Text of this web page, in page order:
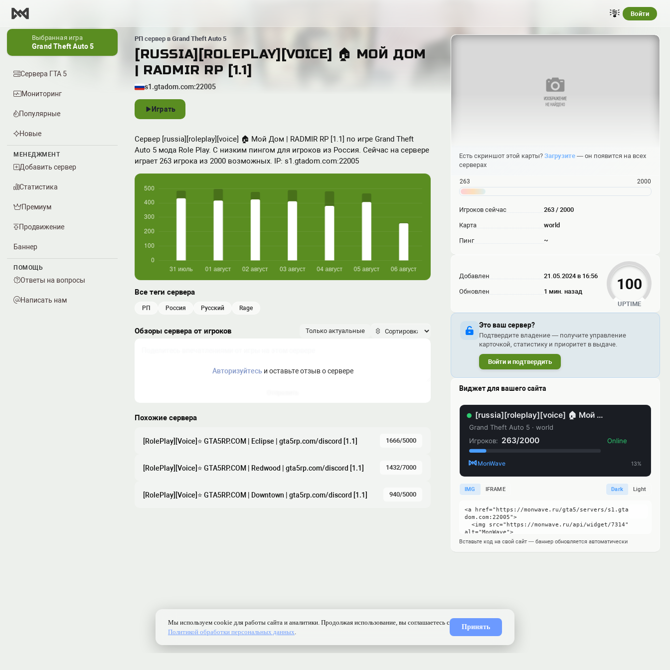
Войти
Выбранная игра
Grand Theft Auto 5
Сервера ГТА 5
Мониторинг
Популярные
Новые
МЕНЕДЖМЕНТ
Добавить сервер
Статистика
Премиум
Продвижение
Баннер
ПОМОЩЬ
Ответы на вопросы
Написать нам
РП сервер в Grand Theft Auto 5
[RUSSIA][ROLEPLAY][VOICE] 🏠 МОЙ ДОМ
| RADMIR RP [1.1]
s1.gtadom.com:22005
Играть
Сервер [russia][roleplay][voice] 🏠 Мой Дом | RADMIR RP [1.1] по игре Grand Theft
Auto 5 мода Role Play. С низким пингом для игроков из Россия. Сейчас на сервере
играет 263 игрока из 2000 возможных. IP: s1.gtadom.com:22005
Все теги сервера
РП россия русский rage
Обзоры сервера от игроков Только актуальные
Авторизуйтесьи оставьте отзыв о сервере
Похожие сервера
[RolePlay][Voice]⭐ GTA5RP.COM | Eclipse | gta5rp.com/discord [1.1] 1666/5000
[RolePlay][Voice]⭐ GTA5RP.COM | Redwood | gta5rp.com/discord [1.1] 1432/7000
[RolePlay][Voice]⭐ GTA5RP.COM | Downtown | gta5rp.com/discord [1.1] 940/5000
Есть скриншот этой карты? Загрузите — он появится на всех
серверах
263 2000
Игроков сейчас 263 / 2000
Карта world
Пинг ~
Добавлен 21.05.2024 в 16:56
Обновлен 1 мин. назад 100
UPTIME
Это ваш сервер?
Подтвердите владение — получите управление
карточкой, статистику и приоритет в выдаче.
Войти и подтвердить
Виджет для вашего сайта
IMG IFRAME Dark Light
Вставьте код на свой сайт — баннер обновляется автоматически